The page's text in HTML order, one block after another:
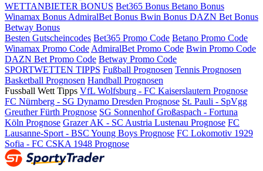
WETTANBIETER BONUS Bet365 Bonus Betano Bonus
Winamax Bonus AdmiralBet Bonus Bwin Bonus DAZN Bet Bonus
Betway Bonus
Besten Gutscheincodes Bet365 Promo Code Betano Promo Code
Winamax Promo Code AdmiralBet Promo Code Bwin Promo Code
DAZN Bet Promo Code Betway Promo Code
SPORTWETTEN TIPPS Fußball Prognosen Tennis Prognosen
Basketball Prognosen Handball Prognosen
Fussball Wett Tipps VfL Wolfsburg - FC Kaiserslautern Prognose
FC Nürnberg - SG Dynamo Dresden Prognose St. Pauli - SpVgg
Greuther Fürth Prognose SG Sonnenhof Großaspach - Fortuna
Köln Prognose Grazer AK - SC Austria Lustenau Prognose FC
Lausanne-Sport - BSC Young Boys Prognose FC Lokomotiv 1929
Sofia - FC CSKA 1948 Prognose